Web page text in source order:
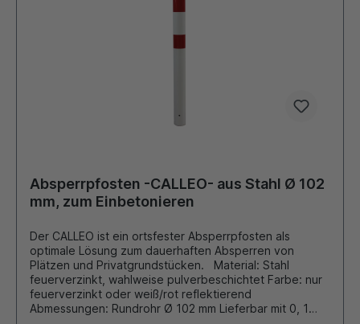
Absperrpfosten -CALLEO- aus Stahl Ø 102
mm, zum Einbetonieren
Der CALLEO ist ein ortsfester Absperrpfosten als
optimale Lösung zum dauerhaften Absperren von
Plätzen und Privatgrundstücken. Material: Stahl
feuerverzinkt, wahlweise pulverbeschichtet Farbe: nur
feuerverzinkt oder weiß/rot reflektierend
Abmessungen: Rundrohr Ø 102 mm Lieferbar mit 0, 1